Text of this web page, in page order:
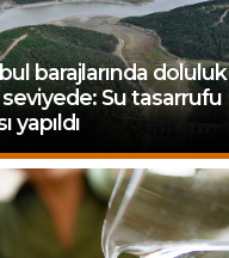
barajlarında doluluk
Su tasarrufu
yapıldı